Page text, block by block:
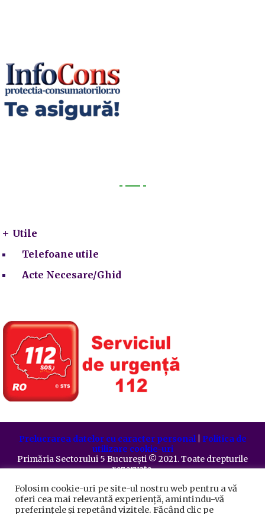
Utile
Telefoane utile
Acte Necesare/Ghid
Prelucrarea datelor cu caracter personal| Politica de
utilizare cookie-uri
Primăria Sectorului 5 București ©️ 2021. Toate drepturile
rezervate.
Folosim cookie-uri pe site-ul nostru web pentru a vă
oferi cea mai relevantă experiență, amintindu-vă
preferințele și repetând vizitele. Făcând clic pe